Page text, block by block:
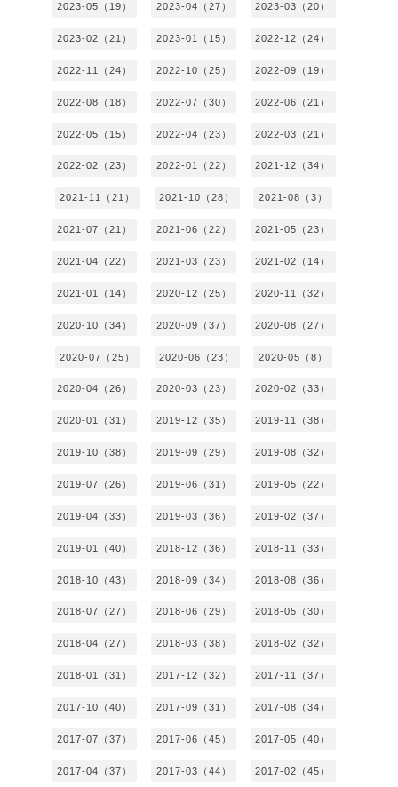
2023-05（19） 2023-04（27） 2023-03（20）
2023-02（21） 2023-01（15） 2022-12（24）
2022-11（24） 2022-10（25） 2022-09（19）
2022-08（18） 2022-07（30） 2022-06（21）
2022-05（15） 2022-04（23） 2022-03（21）
2022-02（23） 2022-01（22） 2021-12（34）
2021-11（21） 2021-10（28） 2021-08（3）
2021-07（21） 2021-06（22） 2021-05（23）
2021-04（22） 2021-03（23） 2021-02（14）
2021-01（14） 2020-12（25） 2020-11（32）
2020-10（34） 2020-09（37） 2020-08（27）
2020-07（25） 2020-06（23） 2020-05（8）
2020-04（26） 2020-03（23） 2020-02（33）
2020-01（31） 2019-12（35） 2019-11（38）
2019-10（38） 2019-09（29） 2019-08（32）
2019-07（26） 2019-06（31） 2019-05（22）
2019-04（33） 2019-03（36） 2019-02（37）
2019-01（40） 2018-12（36） 2018-11（33）
2018-10（43） 2018-09（34） 2018-08（36）
2018-07（27） 2018-06（29） 2018-05（30）
2018-04（27） 2018-03（38） 2018-02（32）
2018-01（31） 2017-12（32） 2017-11（37）
2017-10（40） 2017-09（31） 2017-08（34）
2017-07（37） 2017-06（45） 2017-05（40）
2017-04（37） 2017-03（44） 2017-02（45）